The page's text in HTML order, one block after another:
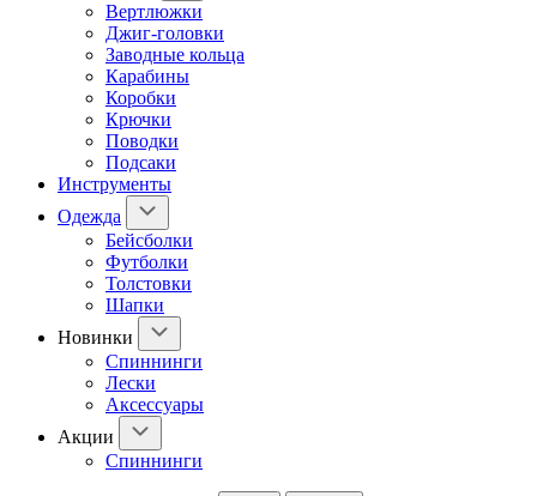
Вертлюжки
Джиг-головки
Заводные кольца
Карабины
Коробки
Крючки
Поводки
Подсаки
Инструменты
Одежда
Бейсболки
Футболки
Толстовки
Шапки
Новинки
Спиннинги
Лески
Аксессуары
Акции
Спиннинги